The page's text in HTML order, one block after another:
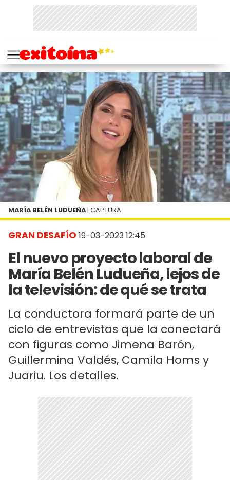
GRAN DESAFÍO 19-03-2023 12:45
El nuevo proyecto laboral de
María Belén Ludueña, lejos de
la televisión: de qué se trata
La conductora formará parte de un
ciclo de entrevistas que la conectará
con figuras como Jimena Barón,
Guillermina Valdés, Camila Homs y
Juariu. Los detalles.
MARÍA BELÉN LUDUEÑA | CAPTURA